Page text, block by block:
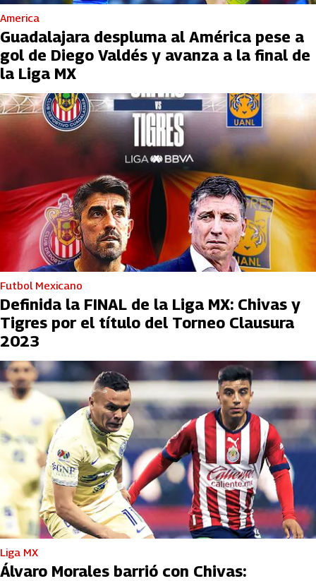
America
Guadalajara despluma al América pese a
gol de Diego Valdés y avanza a la final de
la Liga MX
Futbol Mexicano
Definida la FINAL de la Liga MX: Chivas y
Tigres por el título del Torneo Clausura
2023
Liga MX
Álvaro Morales barrió con Chivas: